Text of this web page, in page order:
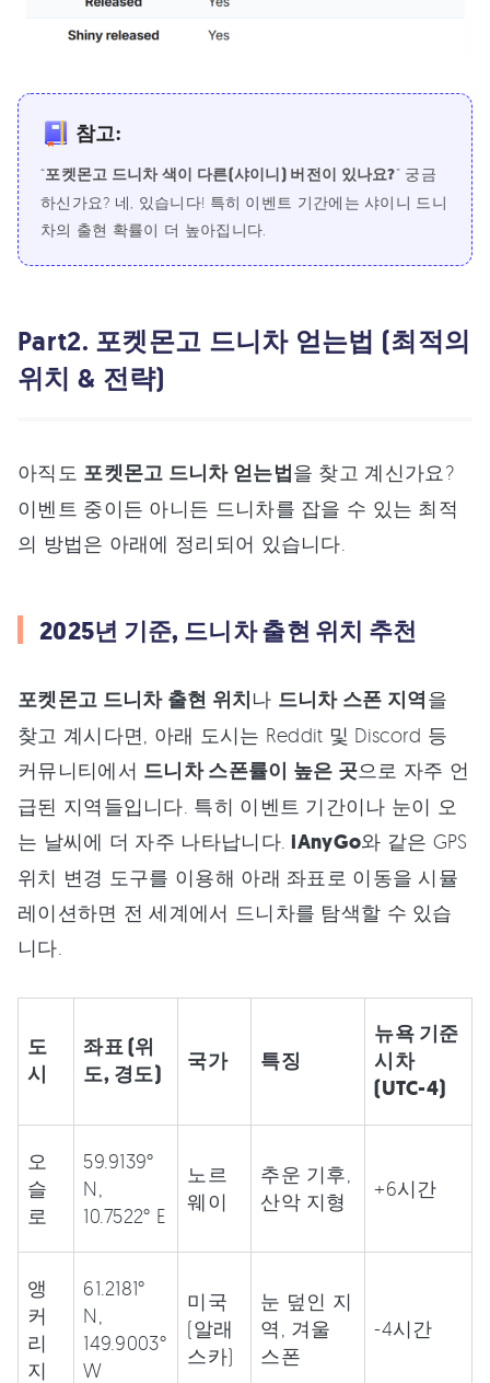
참고:
“포켓몬고 드니차 색이 다른(샤이니) 버전이 있나요?” 궁금
하신가요? 네, 있습니다! 특히 이벤트 기간에는 샤이니 드니
차의 출현 확률이 더 높아집니다.
Part2. 포켓몬고 드니차 얻는법 (최적의
위치 & 전략)
아직도 포켓몬고 드니차 얻는법을 찾고 계신가요?
이벤트 중이든 아니든 드니차를 잡을 수 있는 최적
의 방법은 아래에 정리되어 있습니다.
2025년 기준, 드니차 출현 위치 추천
포켓몬고 드니차 출현 위치나 드니차 스폰 지역을
찾고 계시다면, 아래 도시는 Reddit 및 Discord 등
커뮤니티에서 드니차 스폰률이 높은 곳으로 자주 언
급된 지역들입니다. 특히 이벤트 기간이나 눈이 오
는 날씨에 더 자주 나타납니다.iAnyGo와 같은 GPS
위치 변경 도구를 이용해 아래 좌표로 이동을 시뮬
레이션하면 전 세계에서 드니차를 탐색할 수 있습
니다.
도
시
좌표 (위
도, 경도)
국가 특징
뉴욕 기준
시차
(UTC-4)
오
슬
로
59.9139°
N,
10.7522° E
노르
웨이
추운 기후,
산악 지형
+6시간
앵
커
리
지
61.2181°
N,
149.9003°
W
미국
(알래
스카)
눈 덮인 지
역, 겨울
스폰
-4시간